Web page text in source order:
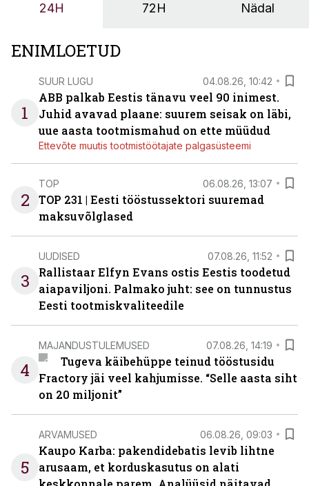
OÜ tegevjuht Sander Mitendorf.
24H 72H Nädal
ENIMLOETUD
1
SUUR LUGU 04.08.26, 10:42
ABB palkab Eestis tänavu veel 90 inimest.
Juhid avavad plaane: suurem seisak on läbi,
uue aasta tootmismahud on ette müüdud
Ettevõte muutis tootmistöötajate palgasüsteemi
2
TOP 06.08.26, 13:07
TOP 231 | Eesti tööstussektori suuremad
maksuvõlglased
3
UUDISED 07.08.26, 11:52
Rallistaar Elfyn Evans ostis Eestis toodetud
aiapaviljoni. Palmako juht: see on tunnustus
Eesti tootmiskvaliteedile
4
MAJANDUSTULEMUSED 07.08.26, 14:19
Tugeva käibehüppe teinud tööstusidu
Fractory jäi veel kahjumisse. “Selle aasta siht
on 20 miljonit”
5
ARVAMUSED 06.08.26, 09:03
Kaupo Karba: pakendidebatis levib lihtne
arusaam, et korduskasutus on alati